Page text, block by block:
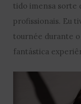
tido imensa sorte
profissionais. Eu
tournée durante o
fantástica